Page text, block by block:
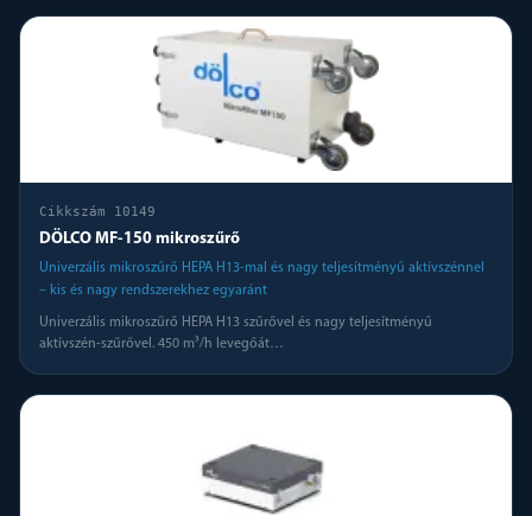
Cikkszám 10149
DÖLCO MF-150 mikroszűrő
Univerzális mikroszűrő HEPA H13-mal és nagy teljesítményű aktívszénnel
– kis és nagy rendszerekhez egyaránt
Univerzális mikroszűrő HEPA H13 szűrővel és nagy teljesítményű
aktívszén-szűrővel. 450 m³/h levegőát…